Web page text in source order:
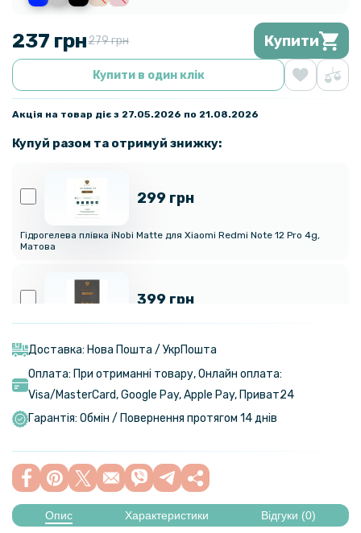
237 грн279 грн Купити
Купити в один клік
Акція на товар діє з 27.05.2026 по 21.08.2026
Купуй разом та отримуй знижку:
299 грн
Гідрогелева плівка iNobi Matte для Xiaomi Redmi Note 12 Pro 4g,
Матова
399 грн
4g (Антишпигун)
159 грн
199 грн
Note 12 Pro 4g, Transparent
169 грн
199 грн
Доставка: Нова Пошта / УкрПошта
Оплата: При отриманні товару, Онлайн оплата:
Visa/MasterСard, Google Pay, Apple Pay, Приват24
Гарантія: Обмін / Повернення протягом 14 днів
Опис Характеристики Відгуки (0)